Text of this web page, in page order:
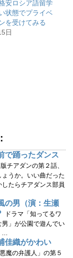
安ロシア語留学
状態でプライベ
を受けてみる
日
で踊ったダンス
チアダンの第２話、
うか。いい曲だった
たらチアダンス部員
の男（演：生瀬
ドラマ「知ってるワ
」が公園で遊んでい
佳織がかわい
魔の弁護人」の第５